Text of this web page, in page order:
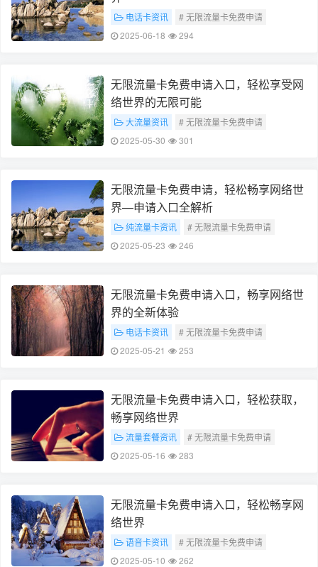
电话卡资讯
# 无限流量卡免费申请
# 畅享网络世界
2025-06-18 294
无限流量卡免费申请入口，轻松享受网
络世界的无限可能
大流量资讯
# 无限流量卡免费申请
# 网络世界无限可能
2025-05-30 301
无限流量卡免费申请，轻松畅享网络世
界—申请入口全解析
纯流量卡资讯
# 无限流量卡免费申请
# 申请入口全解析
2025-05-23 246
无限流量卡免费申请入口，畅享网络世
界的全新体验
电话卡资讯
# 无限流量卡免费申请
# 畅享网络世界体验
2025-05-21 253
无限流量卡免费申请入口，轻松获取，
畅享网络世界
流量套餐资讯
# 无限流量卡免费申请
# 畅享网络世界
2025-05-16 283
无限流量卡免费申请入口，轻松畅享网
络世界
语音卡资讯
# 无限流量卡免费申请
# 畅享网络世界
2025-05-10 262